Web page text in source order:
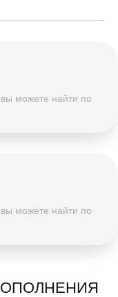
можете найти по
можете найти по